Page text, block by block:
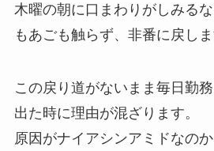
木曜の朝に口まわりがしみる
もあごも触らず、非番に戻しま
この戻り道がないまま毎日勤
出た時に理由が混ざります。
原因がナイアシンアミドなの